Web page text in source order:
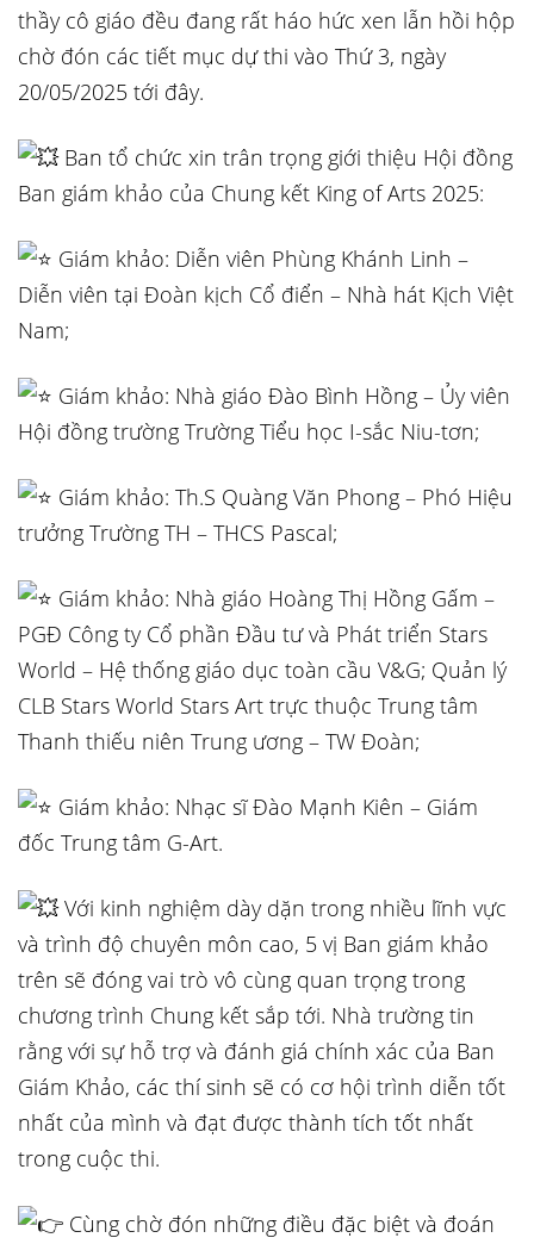
thầy cô giáo đều đang rất háo hức xen lẫn hồi hộp
chờ đón các tiết mục dự thi vào Thứ 3, ngày
20/05/2025 tới đây.
Ban tổ chức xin trân trọng giới thiệu Hội đồng
Ban giám khảo của Chung kết King of Arts 2025:
Giám khảo: Diễn viên Phùng Khánh Linh –
Diễn viên tại Đoàn kịch Cổ điển – Nhà hát Kịch Việt
Nam;
Giám khảo: Nhà giáo Đào Bình Hồng – Ủy viên
Hội đồng trường Trường Tiểu học I-sắc Niu-tơn;
Giám khảo: Th.S Quàng Văn Phong – Phó Hiệu
trưởng Trường TH – THCS Pascal;
Giám khảo: Nhà giáo Hoàng Thị Hồng Gấm –
PGĐ Công ty Cổ phần Đầu tư và Phát triển Stars
World – Hệ thống giáo dục toàn cầu V&G; Quản lý
CLB Stars World Stars Art trực thuộc Trung tâm
Thanh thiếu niên Trung ương – TW Đoàn;
Giám khảo: Nhạc sĩ Đào Mạnh Kiên – Giám
đốc Trung tâm G-Art.
Với kinh nghiệm dày dặn trong nhiều lĩnh vực
và trình độ chuyên môn cao, 5 vị Ban giám khảo
trên sẽ đóng vai trò vô cùng quan trọng trong
chương trình Chung kết sắp tới. Nhà trường tin
rằng với sự hỗ trợ và đánh giá chính xác của Ban
Giám Khảo, các thí sinh sẽ có cơ hội trình diễn tốt
nhất của mình và đạt được thành tích tốt nhất
trong cuộc thi.
Cùng chờ đón những điều đặc biệt và đoán